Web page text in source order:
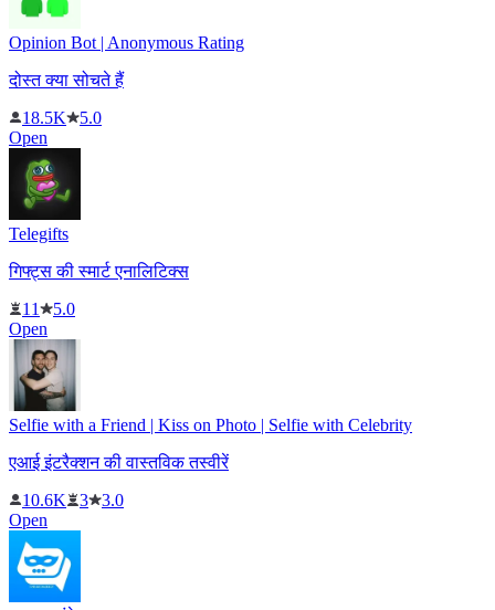
Opinion Bot | Anonymous Rating
दोस्त क्या सोचते हैं
18.5K
5.0
Open
Telegifts
गिफ्ट्स की स्मार्ट एनालिटिक्स
11
5.0
Open
Selfie with a Friend | Kiss on Photo | Selfie with Celebrity
एआई इंटरैक्शन की वास्तविक तस्वीरें
10.6K
3
3.0
Open